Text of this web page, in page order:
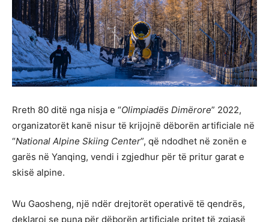
Rreth 80 ditë nga nisja e “Olimpiadës Dimërore” 2022,
organizatorët kanë nisur të krijojnë dëborën artificiale në
“National Alpine Skiing Center”, që ndodhet në zonën e
garës në Yanqing, vendi i zgjedhur për të pritur garat e
skisë alpine.
Wu Gaosheng, një ndër drejtorët operativë të qendrës,
deklaroi se puna për dëborën artificiale pritet të zgjasë